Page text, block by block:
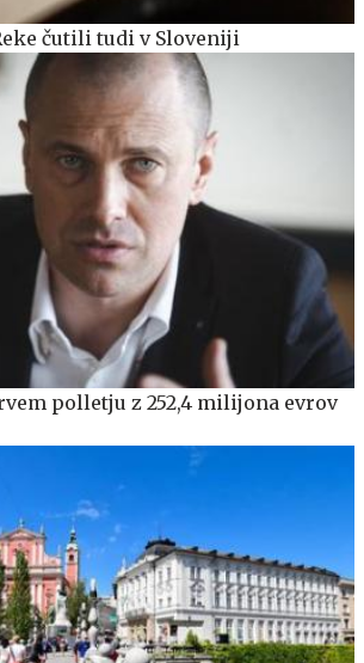
čutili tudi v Sloveniji
polletju z 252,4 milijona evrov